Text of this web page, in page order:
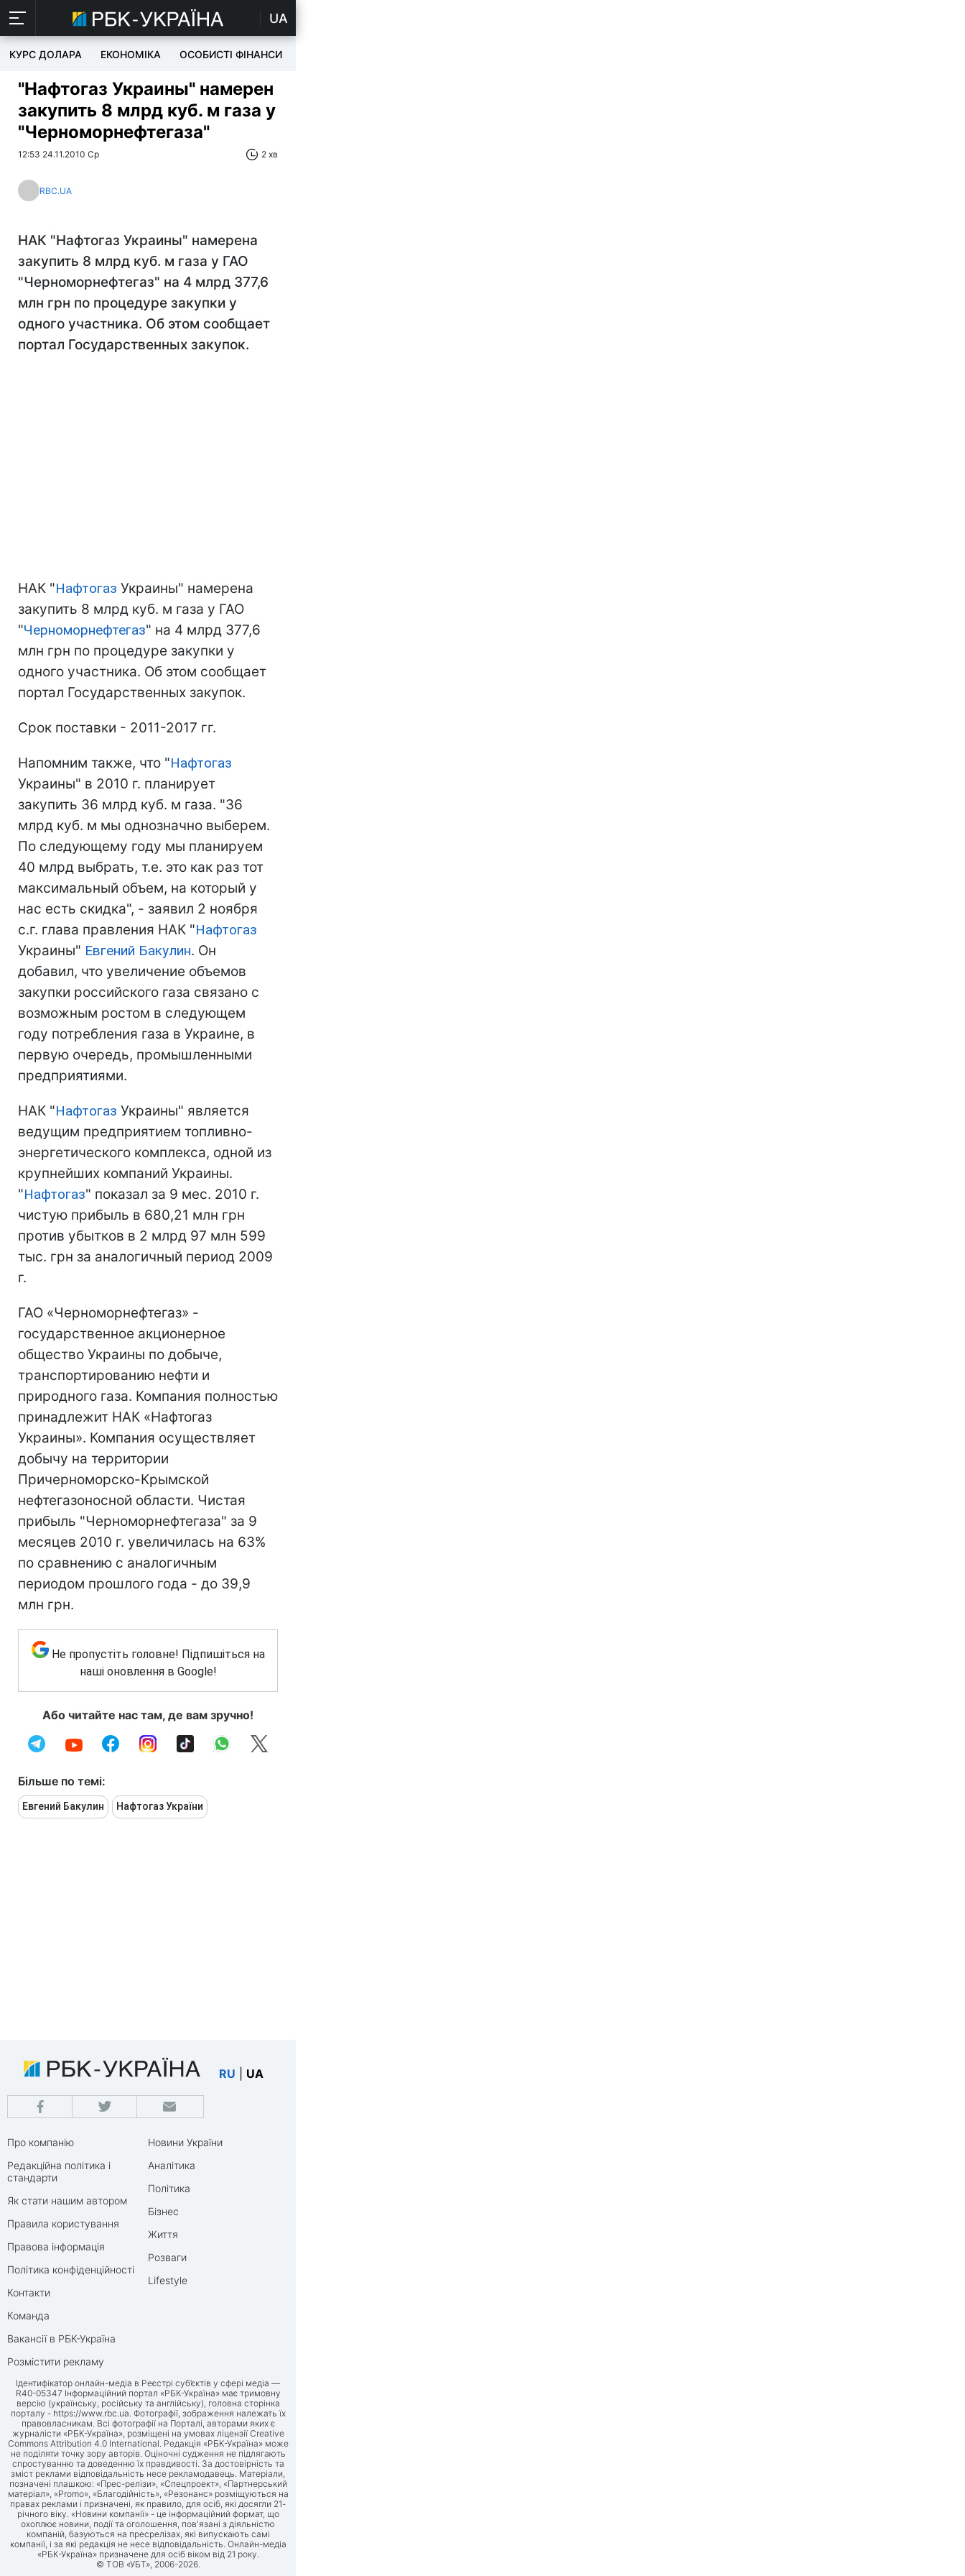
UA
КУРС ДОЛАРА ЕКОНОМІКА ОСОБИСТІ ФІНАНСИ
"Нафтогаз Украины" намерен
закупить 8 млрд куб. м газа у
"Черноморнефтегаза"
12:53 24.11.2010 Ср 2 хв
RBC.UA
НАК "Нафтогаз Украины" намерена
закупить 8 млрд куб. м газа у ГАО
"Черноморнефтегаз" на 4 млрд 377,6
млн грн по процедуре закупки у
одного участника. Об этом сообщает
портал Государственных закупок.
НАК "Нафтогаз Украины" намерена
закупить 8 млрд куб. м газа у ГАО
"Черноморнефтегаз" на 4 млрд 377,6
млн грн по процедуре закупки у
одного участника. Об этом сообщает
портал Государственных закупок.
Срок поставки - 2011-2017 гг.
Напомним также, что "Нафтогаз
Украины" в 2010 г. планирует
закупить 36 млрд куб. м газа. "36
млрд куб. м мы однозначно выберем.
По следующему году мы планируем
40 млрд выбрать, т.е. это как раз тот
максимальный объем, на который у
нас есть скидка", - заявил 2 ноября
с.г. глава правления НАК "Нафтогаз
Украины" Евгений Бакулин. Он
добавил, что увеличение объемов
закупки российского газа связано с
возможным ростом в следующем
году потребления газа в Украине, в
первую очередь, промышленными
предприятиями.
НАК "Нафтогаз Украины" является
ведущим предприятием топливно-
энергетического комплекса, одной из
крупнейших компаний Украины.
"Нафтогаз" показал за 9 мес. 2010 г.
чистую прибыль в 680,21 млн грн
против убытков в 2 млрд 97 млн 599
тыс. грн за аналогичный период 2009
г.
ГАО «Черноморнефтегаз» -
государственное акционерное
общество Украины по добыче,
транспортированию нефти и
природного газа. Компания полностью
принадлежит НАК «Нафтогаз
Украины». Компания осуществляет
добычу на территории
Причерноморско-Крымской
нефтегазоносной области. Чистая
прибыль "Черноморнефтегаза" за 9
месяцев 2010 г. увеличилась на 63%
по сравнению с аналогичным
периодом прошлого года - до 39,9
млн грн.
Не пропустіть головне! Підпишіться на
наші оновлення в Google!
Або читайте нас там, де вам зручно!
Більше по темі:
Евгений Бакулин Нафтогаз України
RU UA
Про компанію
Редакційна політика і
стандарти
Як стати нашим автором
Правила користування
Правова інформація
Політика конфіденційності
Контакти
Команда
Вакансії в РБК-Україна
Розмістити рекламу
Новини України
Аналітика
Політика
Бізнес
Життя
Розваги
Lifestyle
Ідентифікатор онлайн-медіа в Реєстрі суб’єктів у сфері медіа —
R40-05347 Інформаційний портал «РБК-Україна» має тримовну
версію (українську, російську та англійську), головна сторінка
порталу - https://www.rbc.ua. Фотографії, зображення належать їх
правовласникам. Всі фотографії на Порталі, авторами яких є
журналісти «РБК-Україна», розміщені на умовах ліцензії Creative
Commons Attribution 4.0 International. Редакція «РБК-Україна» може
не поділяти точку зору авторів. Оціночні судження не підлягають
спростуванню та доведенню їх правдивості. За достовірність та
зміст реклами відповідальність несе рекламодавець. Матеріали,
позначені плашкою: «Прес-релізи», «Спецпроект», «Партнерський
матеріал», «Promo», «Благодійність», «Резонанс» розміщуються на
правах реклами і призначені, як правило, для осіб, які досягли 21-
річного віку. «Новини компанії» - це інформаційний формат, що
охоплює новини, події та оголошення, пов'язані з діяльністю
компаній, базуються на пресрелізах, які випускають самі
компанії, і за які редакція не несе відповідальність. Онлайн-медіа
«РБК-Україна» призначене для осіб віком від 21 року.
© ТОВ «УБТ», 2006-2026.